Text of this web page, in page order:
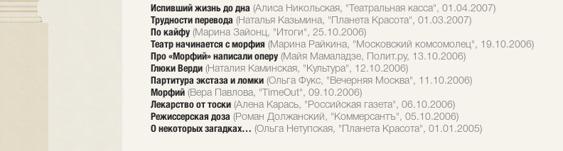
Испивший жизнь до дна (Алиса Никольская, "Театральная касса", 01.04.2007)
Трудности перевода (Наталья Казьмина, "Планета Красота", 01.03.2007)
По кайфу (Марина Зайонц, "Итоги", 25.10.2006)
Театр начинается с морфия (Марина Райкина, "Московский комсомолец", 19.10.2006)
Про «Морфий» написали оперу (Майя Мамаладзе, Полит.ру, 13.10.2006)
Глюки Верди (Наталия Каминская, "Культура", 12.10.2006)
Партитура экстаза и ломки (Ольга Фукс, "Вечерняя Москва", 11.10.2006)
Морфий (Вера Павлова, "TimeOut", 09.10.2006)
Лекарство от тоски (Алена Карась, "Российская газета", 06.10.2006)
Режиссерская доза (Роман Должанский, "Коммерсантъ", 05.10.2006)
О некоторых загадках… (Ольга Нетупская, "Планета Красота", 01.01.2005)